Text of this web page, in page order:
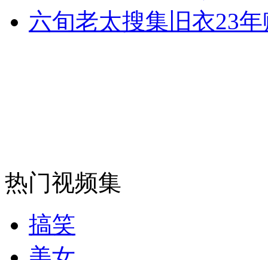
六旬老太搜集旧衣23
热门视频集
搞笑